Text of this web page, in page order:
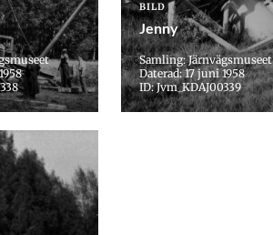
BILD
Jenny
Samling: Järnvägsmuseet
Daterad: 17 juni 1958
ID: Jvm_KDAJ00339